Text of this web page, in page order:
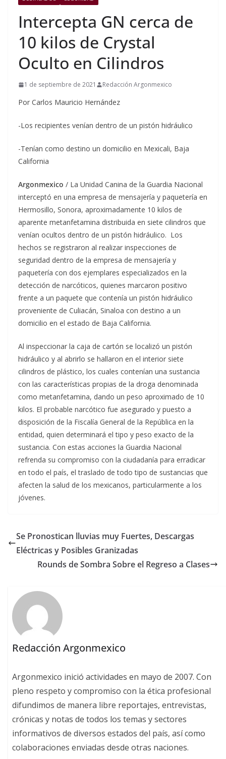
Intercepta GN cerca de
10 kilos de Crystal
Oculto en Cilindros
1 de septiembre de 2021 Redacción Argonmexico
Por Carlos Mauricio Hernández
-Los recipientes venían dentro de un pistón hidráulico
-Tenían como destino un domicilio en Mexicali, Baja
California
Argonmexico / La Unidad Canina de la Guardia Nacional
interceptó en una empresa de mensajería y paquetería en
Hermosillo, Sonora, aproximadamente 10 kilos de
aparente metanfetamina distribuida en siete cilindros que
venían ocultos dentro de un pistón hidráulico. Los
hechos se registraron al realizar inspecciones de
seguridad dentro de la empresa de mensajería y
paquetería con dos ejemplares especializados en la
detección de narcóticos, quienes marcaron positivo
frente a un paquete que contenía un pistón hidráulico
proveniente de Culiacán, Sinaloa con destino a un
domicilio en el estado de Baja California.
Al inspeccionar la caja de cartón se localizó un pistón
hidráulico y al abrirlo se hallaron en el interior siete
cilindros de plástico, los cuales contenían una sustancia
con las características propias de la droga denominada
como metanfetamina, dando un peso aproximado de 10
kilos. El probable narcótico fue asegurado y puesto a
disposición de la Fiscalía General de la República en la
entidad, quien determinará el tipo y peso exacto de la
sustancia. Con estas acciones la Guardia Nacional
refrenda su compromiso con la ciudadanía para erradicar
en todo el país, el traslado de todo tipo de sustancias que
afecten la salud de los mexicanos, particularmente a los
jóvenes.
Se Pronostican lluvias muy Fuertes, Descargas
Eléctricas y Posibles Granizadas
Rounds de Sombra Sobre el Regreso a Clases
Redacción Argonmexico
Argonmexico inició actividades en mayo de 2007. Con
pleno respeto y compromiso con la ética profesional
difundimos de manera libre reportajes, entrevistas,
crónicas y notas de todos los temas y sectores
informativos de diversos estados del país, así como
colaboraciones enviadas desde otras naciones.